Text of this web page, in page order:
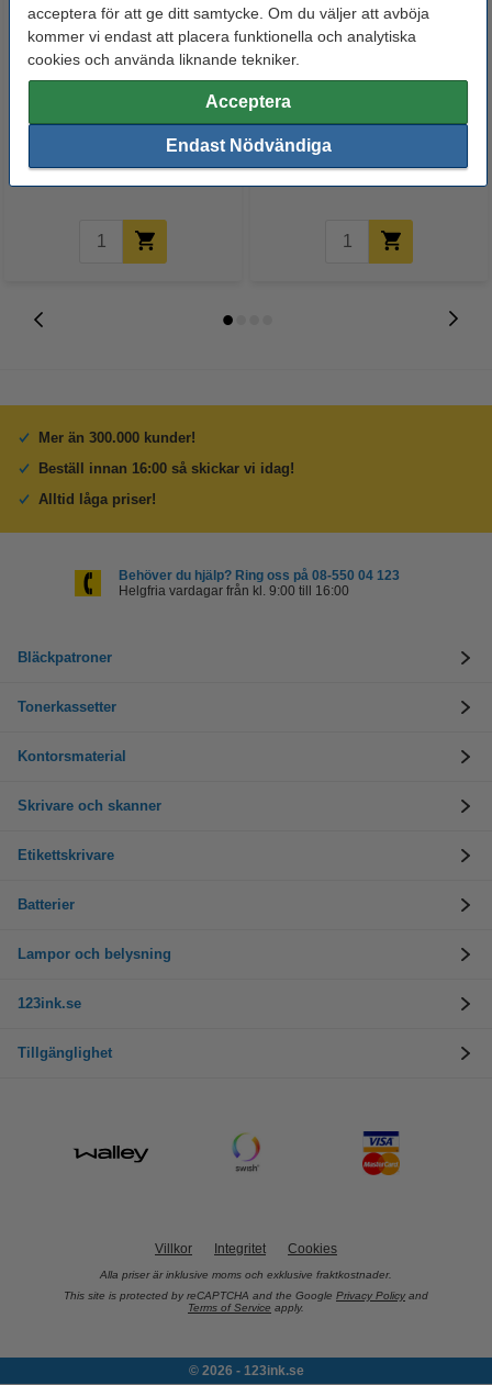
acceptera för att ge ditt samtycke. Om du väljer att avböja
kommer vi endast att placera funktionella och analytiska
cookies och använda liknande tekniker.
Acceptera
Endast Nödvändiga
Post-it lappar 51mm x 51mm |
123ink | neon | 250 ark
32 kr
Post-it lappar 101mm x 152mm |
3M | supersticky blandade
färger | 90 ark | 3st
175 kr
Mer än 300.000 kunder!
Beställ innan 16:00 så skickar vi idag!
Alltid låga priser!
Behöver du hjälp? Ring oss på 08-550 04 123
Helgfria vardagar från kl. 9:00 till 16:00
Bläckpatroner
Tonerkassetter
Kontorsmaterial
Skrivare och skanner
Etikettskrivare
Batterier
Lampor och belysning
123ink.se
Tillgänglighet
Villkor Integritet Cookies
Alla priser är inklusive moms och exklusive fraktkostnader.
This site is protected by reCAPTCHA and the Google Privacy Policy and
Terms of Service apply.
© 2026 - 123ink.se